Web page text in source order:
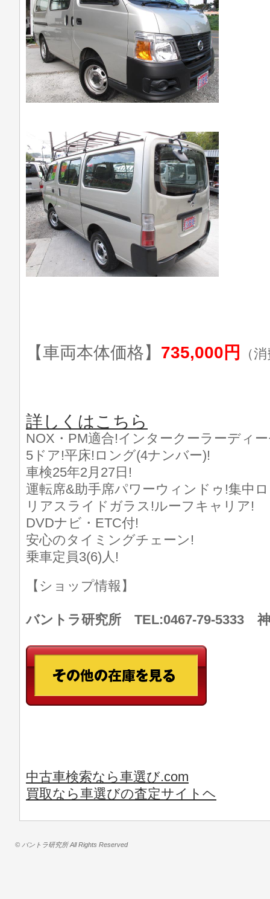
【車両本体価格】 735,000円 （
詳しくはこちら
NOX・PM適合!インタークーラーディ
5ドア!平床!ロング(4ナンバー)!
車検25年2月27日!
運転席&助手席パワーウィンドゥ!集中
リアスライドガラス!ルーフキャリア!
DVDナビ・ETC付!
安心のタイミングチェーン!
乗車定員3(6)人!
【ショップ情報】
バントラ研究所 TEL:0467-79-5333 神
中古車検索なら車選び.com
買取なら車選びの査定サイトヘ
© バントラ研究所 All Rights Reserved